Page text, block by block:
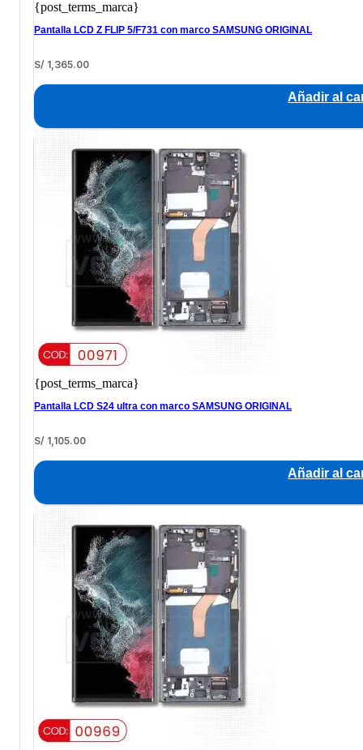
{post_terms_marca}
Pantalla LCD Z FLIP 5/F731 con marco SAMSUNG ORIGINAL
S/ 1,365.00
Añadir al
{post_terms_marca}
Pantalla LCD S24 ultra con marco SAMSUNG ORIGINAL
S/ 1,105.00
Añadir al